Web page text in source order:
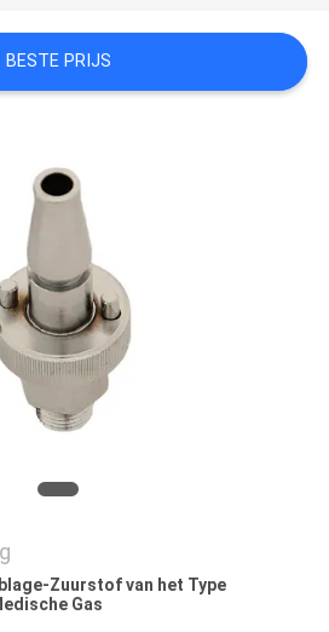
BESTE PRIJS
Zuurstof van het Type
Gas